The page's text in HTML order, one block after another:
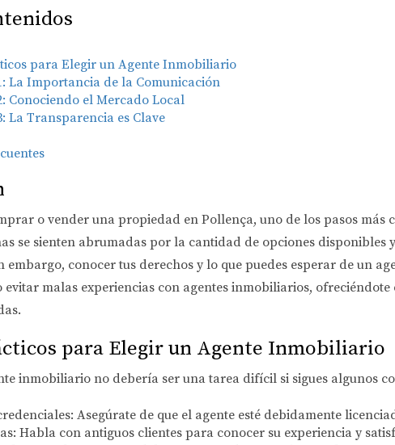
para Elegir un Agente Inmobiliario
La Importancia de la Comunicación
Conociendo el Mercado Local
La Transparencia es Clave
o vender una propiedad en Pollença, uno de los pasos
se sienten abrumadas por la cantidad de opciones
embargo, conocer tus derechos y lo que puedes esperar de un
evitar malas experiencias con agentes inmobiliarios,
para Elegir un Agente Inmobiliario
inmobiliario no debería ser una tarea difícil si sigues algunos
Asegúrate de que el agente esté debidamente
Habla con antiguos clientes para conocer su experiencia y